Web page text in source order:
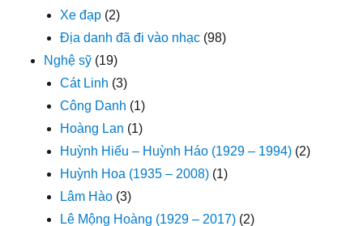
Xe đạp (2)
Địa danh đã đi vào nhạc (98)
Nghệ sỹ (19)
Cát Linh (3)
Công Danh (1)
Hoàng Lan (1)
Huỳnh Hiếu – Huỳnh Háo (1929 – 1994) (2)
Huỳnh Hoa (1935 – 2008) (1)
Lâm Hào (3)
Lê Mộng Hoàng (1929 – 2017) (2)